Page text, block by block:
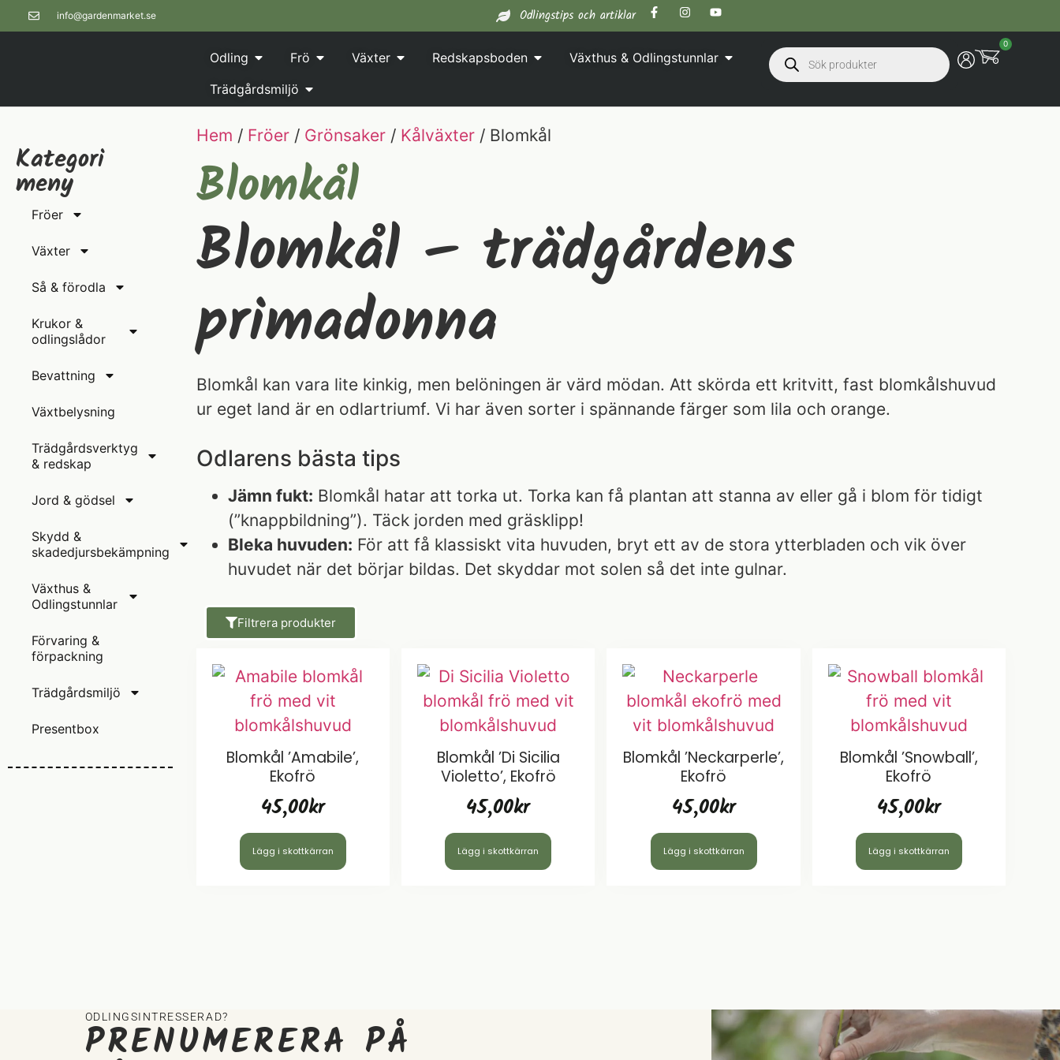
info@gardenmarket.se Odlingstips och artiklar
Odling Frö Växter Redskapsboden
Växthus & Odlingstunnlar
Trädgårdsmiljö
0
Kategori
meny
Fröer
Växter
Så & förodla
Krukor &
odlingslådor
Bevattning
Växtbelysning
Trädgårdsverktyg
& redskap
Jord & gödsel
Skydd &
skadedjursbekämpning
Växthus &
Odlingstunnlar
Förvaring &
förpackning
Trädgårdsmiljö
Presentbox
Hem / Fröer/ Grönsaker/ Kålväxter/ Blomkål
Blomkål
Blomkål – trädgårdens
primadonna
Blomkål kan vara lite kinkig, men belöningen är värd mödan. Att skörda ett kritvitt, fast blomkålshuvud
ur eget land är en odlartriumf. Vi har även sorter i spännande färger som lila och orange.
Odlarens bästa tips
Jämn fukt: Blomkål hatar att torka ut. Torka kan få plantan att stanna av eller gå i blom för tidigt
(”knappbildning”). Täck jorden med gräsklipp!
Bleka huvuden: För att få klassiskt vita huvuden, bryt ett av de stora ytterbladen och vik över
huvudet när det börjar bildas. Det skyddar mot solen så det inte gulnar.
Filtrera produkter
Blomkål ’Amabile’,
Ekofrö
45,00kr
Lägg i skottkärran
Blomkål ’di Sicilia
Violetto’, Ekofrö
45,00kr
Lägg i skottkärran
Blomkål ’Neckarperle’,
Ekofrö
45,00kr
Lägg i skottkärran
Blomkål ’Snowball’,
Ekofrö
45,00kr
Lägg i skottkärran
ODLINGSINTRESSERAD?
PRENUMERERA PÅ